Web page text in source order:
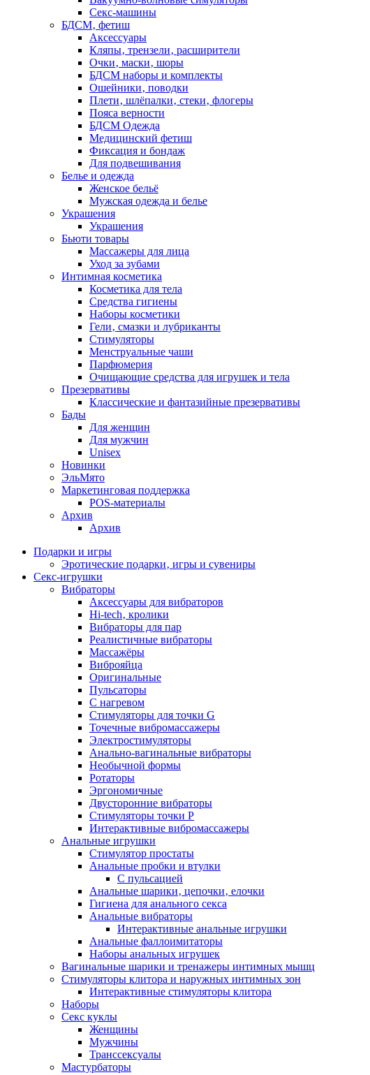
Секс-машины
БДСМ‚ фетиш
Аксессуары
Кляпы‚ трензели‚ расширители
Очки‚ маски‚ шоры
БДСМ наборы и комплекты
Ошейники‚ поводки
Плети‚ шлёпалки‚ стеки‚ флогеры
Пояса верности
БДСМ Одежда
Медицинский фетиш
Фиксация и бондаж
Для подвешивания
Белье и одежда
Женское бельё
Мужская одежда и белье
Украшения
Украшения
Бьюти товары
Массажеры для лица
Уход за зубами
Интимная косметика
Косметика для тела
Средства гигиены
Наборы косметики
Гели‚ смазки и лубриканты
Стимуляторы
Менструальные чаши
Парфюмерия
Очищающие средства для игрушек и тела
Презервативы
Классические и фантазийные презервативы
Бады
Для женщин
Для мужчин
Unisex
Новинки
ЭльМято
Маркетинговая поддержка
POS-материалы
Архив
Архив
Подарки и игры
Эротические подарки‚ игры и сувениры
Секс-игрушки
Вибраторы
Аксессуары для вибраторов
Hi-tech‚ кролики
Вибраторы для пар
Реалистичные вибраторы
Массажёры
Виброяйца
Оригинальные
Пульсаторы
С нагревом
Стимуляторы для точки G
Точечные вибромассажеры
Электростимуляторы
Анально-вагинальные вибраторы
Необычной формы
Ротаторы
Эргономичные
Двусторонние вибраторы
Стимуляторы точки P
Интерактивные вибромассажеры
Анальные игрушки
Стимулятор простаты
Анальные пробки и втулки
С пульсацией
Анальные шарики‚ цепочки‚ елочки
Гигиена для анального секса
Анальные вибраторы
Интерактивные анальные игрушки
Анальные фаллоимитаторы
Наборы анальных игрушек
Вагинальные шарики и тренажеры интимных мышц
Стимуляторы клитора и наружных интимных зон
Интерактивные стимуляторы клитора
Наборы
Секс куклы
Женщины
Мужчины
Транссексуалы
Мастурбаторы